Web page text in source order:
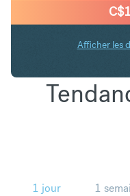
C$
Afficher les
1 jour 1